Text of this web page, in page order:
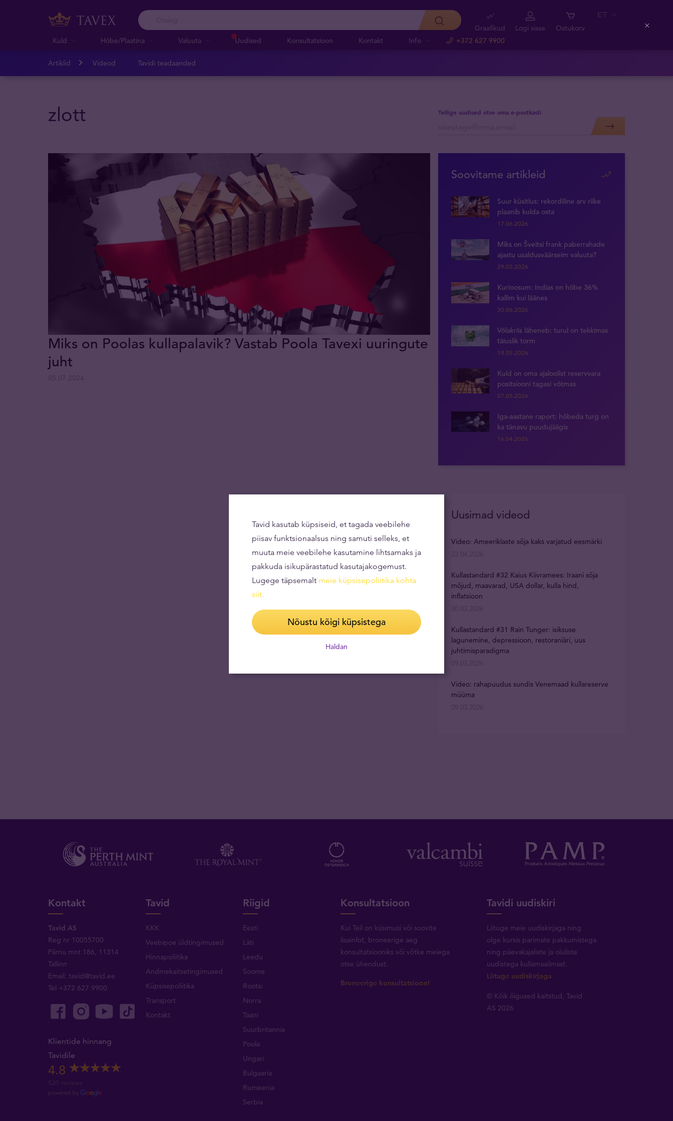
Kuld Hõbe/Plaatina Valuuta Uudised Konsultatsioon Kontakt Info +372 627 9900
Graafikud Logi sisse Ostukorv
ET
Artiklid Videod Tavidi teadaanded
zlott Tellige uudised otse oma e-postkasti
Miks on Poolas kullapalavik? Vastab Poola Tavexi uuringute
juht
Soovitame artikleid
Suur küsitlus: rekordiline arv riike
plaanib kulda osta
17.06.2026
Miks on Šveitsi frank paberrahade
ajastu usaldusväärseim valuuta?
29.05.2026
Kurioosum: Indias on hõbe 36%
kallim kui läänes
30.06.2026
Võlakriis läheneb: turul on tekkimas
täiuslik torm
18.05.2026
Kuld on oma ajaloolist reservvara
positsiooni tagasi võtmas
07.05.2026
Iga-aastane raport: hõbeda turg on
ka tänavu puudujäägis
16.04.2026
Uusimad videod
Video: Ameeriklaste sõja kaks varjatud eesmärki
22.04.2026
Kullastandard #32 Kaius Kiivramees: Iraani sõja
mõjud, maavarad, USA dollar, kulla hind,
inflatsioon
30.03.2026
Kullastandard #31 Rain Tunger: isiksuse
lagunemine, depressioon, restoraniäri, uus
juhtimisparadigma
09.03.2026
Video: rahapuudus sundis Venemaad kullareserve
müüma
09.03.2026
Kontakt
Tavid AS
Reg nr 10055700
Pärnu mnt 186, 11314
Tallinn
Email:tavid@tavid.ee
Tel +372 627 9900
Klientide hinnang
Tavidile
4.8
520 reviews
Tavid
KKK
Veebipoe üldtingimused
Hinnapoliitika
Andmekaitsetingimused
Küpsisepoliitika
Transport
Kontakt
Riigid
Eesti
Läti
Leedu
Soome
Rootsi
Norra
Taani
Suurbritannia
Poola
Ungari
Bulgaaria
Rumeenia
Serbia
Konsultatsioon
Kui Teil on küsimusi või soovite
lisainfot, broneerige aeg
konsultatsiooniks või võtke meiega
otse ühendust.
Broneerige konsultatsioon!
Tavidi uudiskiri
Liituge meie uudiskirjaga ning
olge kursis parimate pakkumistega
ning päevakajaliste ja oluliste
uudistega kullamaailmast.
Liituge uudiskirjaga
© Kõik õigused kaitstud, Tavid
AS 2026
Tavid kasutab küpsiseid, et tagada veebilehe
piisav funktsionaalsus ning samuti selleks, et
muuta meie veebilehe kasutamine lihtsamaks ja
pakkuda isikupärastatud kasutajakogemust.
Lugege täpsemalt meie küpsisepoliitika kohta
siit.
Nõustu kõigi küpsistega
Haldan
Close